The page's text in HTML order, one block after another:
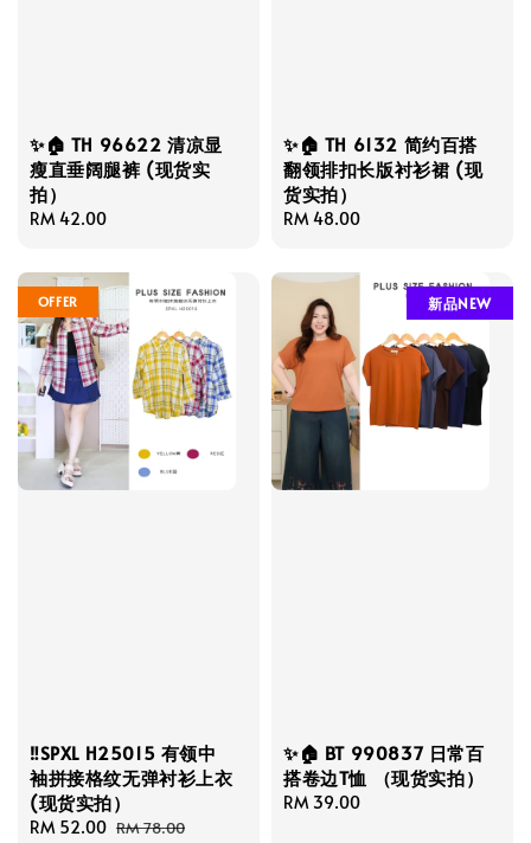
✨🏠 TH 96622 清凉显
瘦直垂阔腿裤 (现货实
拍）
Regular
RM 42.00
✨🏠 TH 6132 简约百搭
翻领排扣长版衬衫裙 (现
货实拍）
Regular
RM 48.00
OFFER
‼️SPXL H25015 有领中
袖拼接格纹无弹衬衫上衣
(现货实拍）
Sale
RM 52.00 Regular
RM 78.00
新品NEW
✨🏠 BT 990837 日常百
搭卷边T恤 （现货实拍）
Regular
RM 39.00